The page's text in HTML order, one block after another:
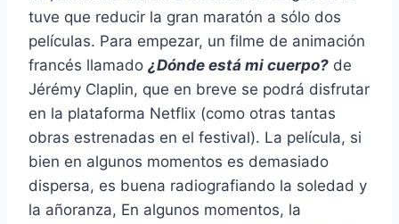
tuve que reducir la gran maratón a sólo dos
películas. Para empezar, un filme de animación
francés llamado ¿Dónde está mi cuerpo? de
Jérémy Claplin, que en breve se podrá disfrutar
en la plataforma Netflix (como otras tantas
obras estrenadas en el festival). La película, si
bien en algunos momentos es demasiado
dispersa, es buena radiografiando la soledad y
la añoranza, En algunos momentos, la